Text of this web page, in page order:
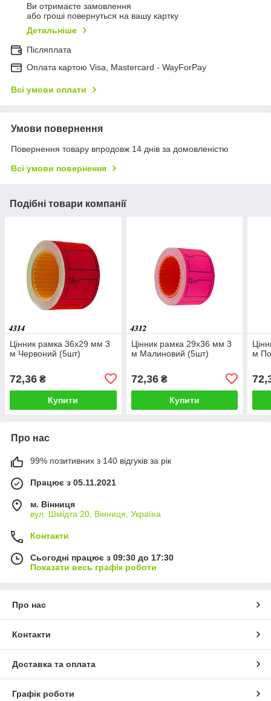
Ви отримаєте замовлення
або гроші повернуться на вашу картку
Детальніше
Післяплата
Оплата картою Visa, Mastercard - WayForPay
Всі умови оплати
Умови повернення
Повернення товару впродовж 14 днів за домовленістю
Всі умови повернення
Подібні товари компанії
Цінник рамка 36х29 мм 3
м Червоний (5шт)
72,36 ₴
Купити
Цінник рамка 29х36 мм 3
м Малиновий (5шт)
72,36₴
Купити
м
Про нас
99% позитивних з 140 відгуків за рік
Працює з 05.11.2021
м. Вінниця
вул. Шмідта 20, Вінниця, Україна
Контакти
Сьогодні працює з 09:30 до 17:30
Показати весь графік роботи
Про нас
Контакти
Доставка та оплата
Графік роботи